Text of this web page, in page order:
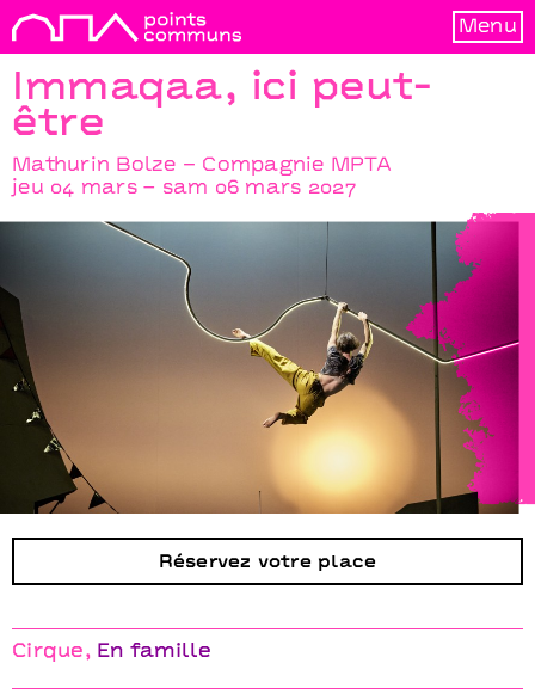
Menu
Immaqaa, ici peut-
être
Mathurin Bolze − Compagnie MPTA
jeu 04 mars – sam 06 mars 2027
Immaqaa, ici peut-être
Mathurin Bolze − Compagnie MPTA
Réservez votre place
Cirque En famille